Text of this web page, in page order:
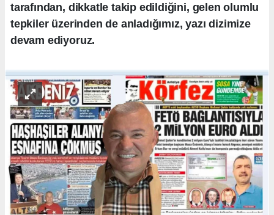
tarafından, dikkatle takip edildiğini, gelen olumlu
tepkiler üzerinden de anladığımız, yazı dizimize
devam ediyoruz.